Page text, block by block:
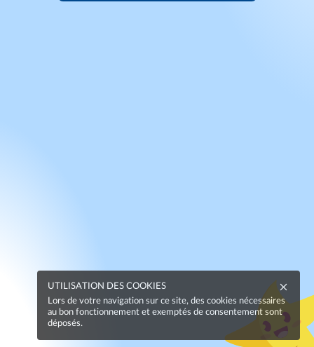
UTILISATION DES COOKIES
Lors de votre navigation sur ce site, des cookies nécessaires
au bon fonctionnement et exemptés de consentement sont
déposés.